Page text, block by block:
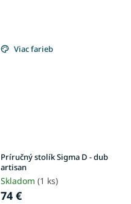
Viac farieb
Príručný stolík Sigma D - dub
artisan
Skladom (1 ks)
74 €